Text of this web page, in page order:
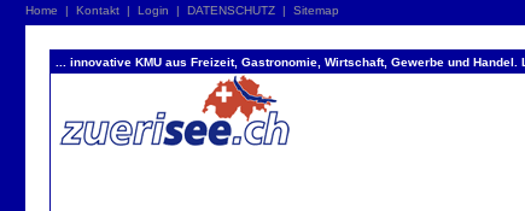
Home | Kontakt | Login | DATENSCHUTZ | Sitemap
... innovative KMU aus Freizeit, Gastronomie, Wirtschaft, Gewerbe und